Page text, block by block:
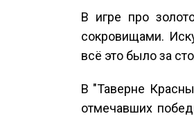
В игре про
сокровищами.
всё это было за
В "Таверне
отмечавших